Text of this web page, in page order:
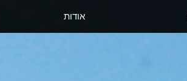
אודות